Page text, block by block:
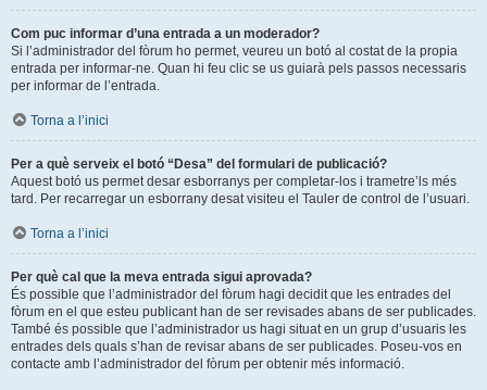
Com puc informar d’una entrada a un moderador?
Si l’administrador del fòrum ho permet, veureu un botó al costat de la propia
entrada per informar-ne. Quan hi feu clic se us guiarà pels passos necessaris
per informar de l’entrada.
Torna a l’inici
Per a què serveix el botó “Desa” del formulari de publicació?
Aquest botó us permet desar esborranys per completar-los i trametre’ls més
tard. Per recarregar un esborrany desat visiteu el Tauler de control de l’usuari.
Torna a l’inici
Per què cal que la meva entrada sigui aprovada?
És possible que l’administrador del fòrum hagi decidit que les entrades del
fòrum en el que esteu publicant han de ser revisades abans de ser publicades.
També és possible que l’administrador us hagi situat en un grup d’usuaris les
entrades dels quals s’han de revisar abans de ser publicades. Poseu-vos en
contacte amb l’administrador del fòrum per obtenir més informació.